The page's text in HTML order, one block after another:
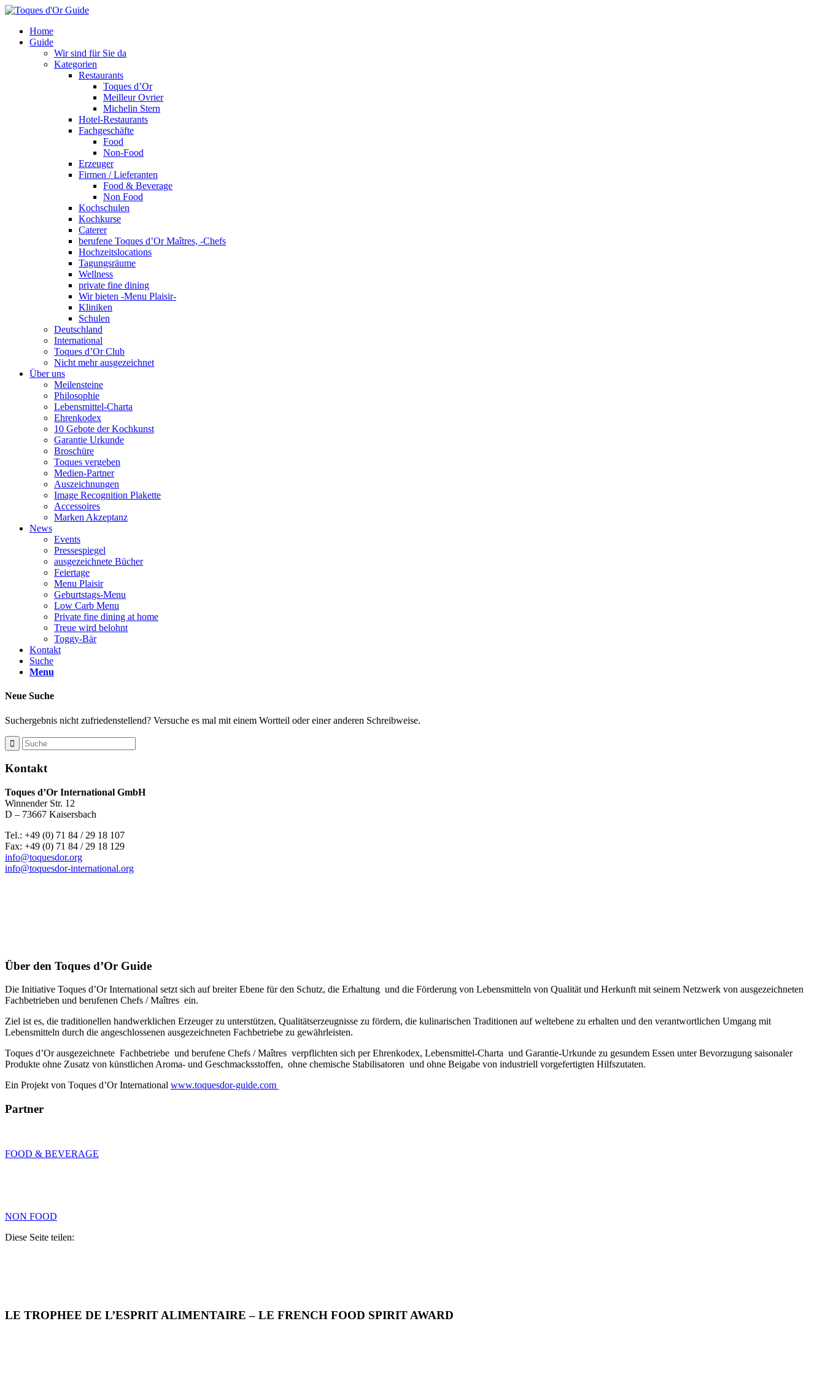
Home
Guide
Wir sind für Sie da
Kategorien
Restaurants
Toques d’Or
Meilleur Ovrier
Michelin Stern
Hotel-Restaurants
Fachgeschäfte
Food
Non-Food
Erzeuger
Firmen / Lieferanten
Food & Beverage
Non Food
Kochschulen
Kochkurse
Caterer
berufene Toques d’Or Maîtres, -Chefs
Hochzeitslocations
Tagungsräume
Wellness
private fine dining
Wir bieten -Menu Plaisir-
Kliniken
Schulen
Deutschland
International
Toques d’Or Club
Nicht mehr ausgezeichnet
Über uns
Meilensteine
Philosophie
Lebensmittel-Charta
Ehrenkodex
10 Gebote der Kochkunst
Garantie Urkunde
Broschüre
Toques vergeben
Medien-Partner
Auszeichnungen
Image Recognition Plakette
Accessoires
Marken Akzeptanz
News
Events
Pressespiegel
ausgezeichnete Bücher
Feiertage
Menu Plaisir
Geburtstags-Menu
Low Carb Menu
Private fine dining at home
Treue wird belohnt
Toggy-Bär
Kontakt
Suche
Menu
Neue Suche
Suchergebnis nicht zufriedenstellend? Versuche es mal mit einem Wortteil oder einer anderen Schreibweise.
Kontakt
Toques d’Or International GmbH
Winnender Str. 12
D – 73667 Kaisersbach
Tel.: +49 (0) 71 84 / 29 18 107
Fax: +49 (0) 71 84 / 29 18 129
info@toquesdor.org
info@toquesdor-international.org
Über den Toques d’Or Guide
Die Initiative Toques d’Or International setzt sich auf breiter Ebene für den Schutz, die Erhaltung und die Förderung von Lebensmitteln von Qualität und Herkunft mit seinem Netzwerk von ausgezeichneten
Fachbetrieben und berufenen Chefs / Maîtres ein.
Ziel ist es, die traditionellen handwerklichen Erzeuger zu unterstützen, Qualitätserzeugnisse zu fördern, die kulinarischen Traditionen auf weltebene zu erhalten und den verantwortlichen Umgang mit
Lebensmitteln durch die angeschlossenen ausgezeichneten Fachbetriebe zu gewährleisten.
Toques d’Or ausgezeichnete Fachbetriebe und berufene Chefs / Maîtres verpflichten sich per Ehrenkodex, Lebensmittel-Charta und Garantie-Urkunde zu gesundem Essen unter Bevorzugung saisonaler
Produkte ohne Zusatz von künstlichen Aroma- und Geschmacksstoffen, ohne chemische Stabilisatoren und ohne Beigabe von industriell vorgefertigten Hilfszutaten.
Ein Projekt von Toques d’Or International www.toquesdor-guide.com
Partner
FOOD & BEVERAGE
NON FOOD
Diese Seite teilen:
LE TROPHEE DE L’ESPRIT ALIMENTAIRE – LE FRENCH FOOD SPIRIT AWARD